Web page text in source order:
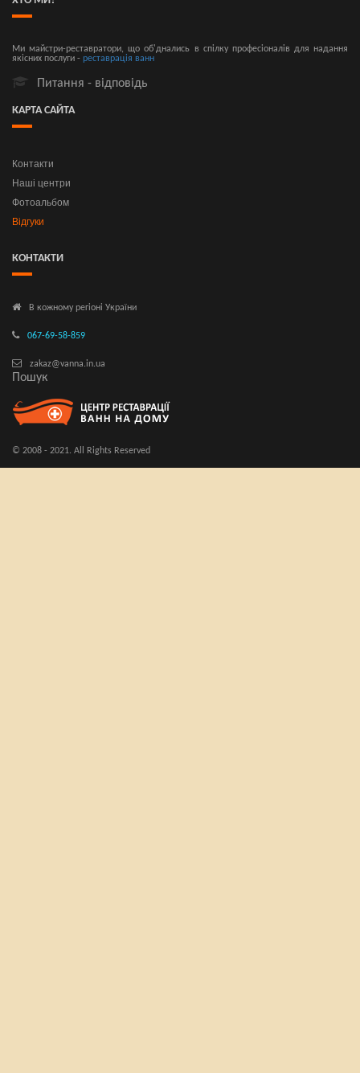
Ми майстри-реставратори, що об'днались в спілку професіоналів для надання
якісних послуги - реставрація ванн
Питання - відповідь
КАРТА САЙТА
Контакти
Наші центри
Фотоальбом
Відгуки
КОНТАКТИ
В кожному регіоні України
067-69-58-859
zakaz@vanna.in.ua
Пошук
© 2008 - 2021. All Rights Reserved